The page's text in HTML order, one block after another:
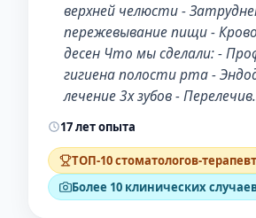
верхней челюсти -
пережевывание пищи -
десен Что мы сделали: -
гигиена полости рта -
лечение 3х зубов -
17 лет опыта
ТОП-10 стоматологов-
Более 10 клинических